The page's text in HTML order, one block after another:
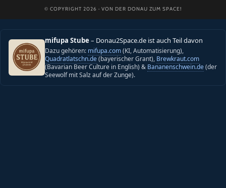
© COPYRIGHT 2026 · VON DER DONAU ZUM SPACE!
mifupa Stube – Donau2Space.de ist auch Teil davon
Dazu gehören: mifupa.com(KI, Automatisierung),
Quadratlatschn.de(bayerischer Grant), Brewkraut.com
(Bavarian Beer Culture in English) & Bananenschwein.de(der
Seewolf mit Salz auf der Zunge).